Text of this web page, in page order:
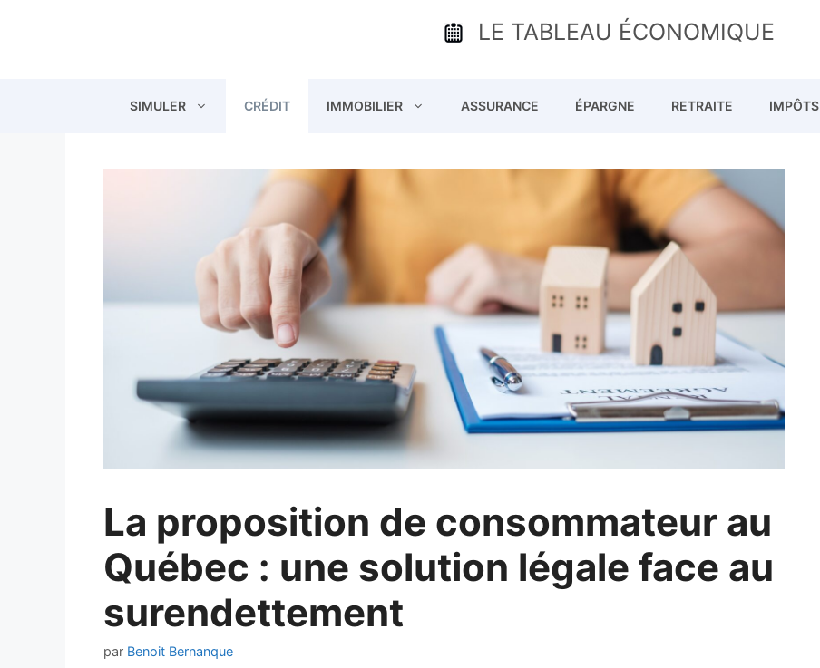
LE TABLEAU ÉCONOMIQUE
SIMULER CRÉDIT IMMOBILIER ASSURANCE ÉPARGNE RETRAITE IMPÔTS
La proposition de consommateur au
Québec : une solution légale face au
surendettement
par Benoit Bernanque